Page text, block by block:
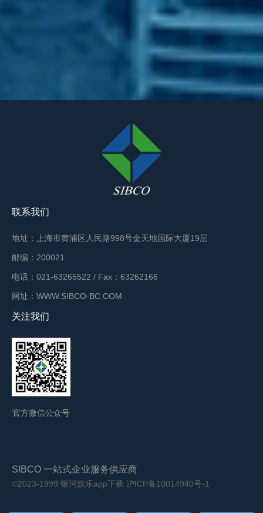
联系我们
地址：上海市黄浦区人民路998号金天地国际大厦19层
邮编：200021
电话：021-63265522 / Fax：63262166
网址：WWW.SIBCO-BC.COM
关注我们
官方微信公众号
SIBCO 一站式企业服务供应商
©2023-1999 银河娱乐app下载 沪ICP备10014940号-1